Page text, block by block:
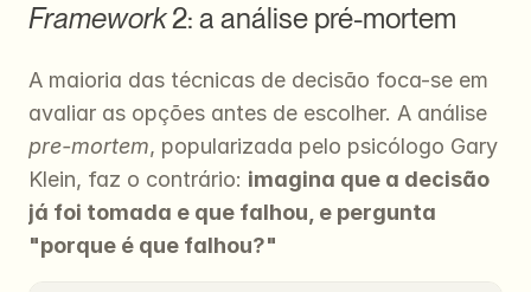
Framework 2: a análise pré-mortem
A maioria das técnicas de decisão foca-se em
pre-mortem, popularizada pelo psicólogo Gary
Klein, faz o contrário: imagina que a decisão
já foi tomada e que falhou, e pergunta
"porque é que falhou?"